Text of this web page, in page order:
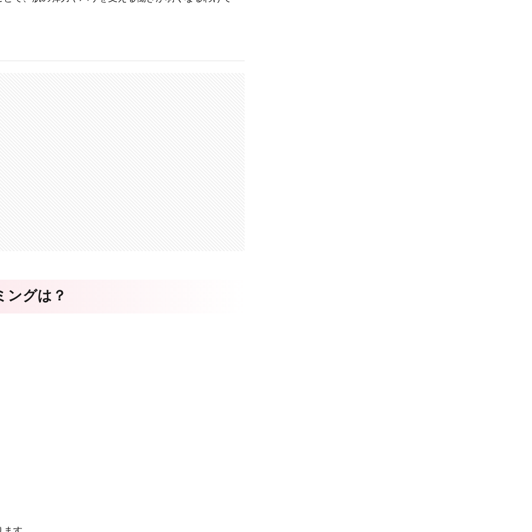
ングは？